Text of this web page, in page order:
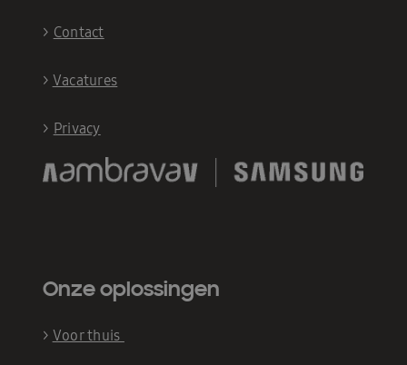
> Contact
> Vacatures
> Privacy
Onze oplossingen
> Voor thuis